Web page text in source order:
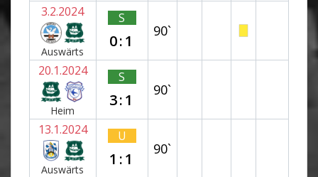
3.2.2024
Auswärts
S
0:1
90`
20.1.2024
Heim
S
3:1
90`
13.1.2024
Auswärts
U
1:1
90`